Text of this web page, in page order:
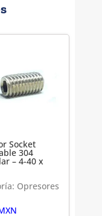
Socket
304
– 4-40 x
Opresores